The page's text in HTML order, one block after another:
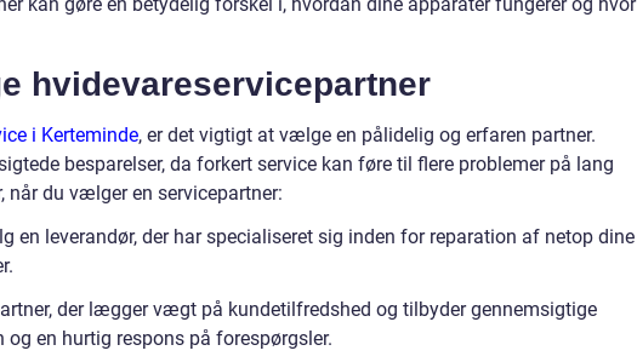
hvidevareservicepartner
i Kerteminde, er det vigtigt at vælge en pålidelig og erfaren partner.
besparelser, da forkert service kan føre til flere problemer på lang
når du vælger en servicepartner:
en leverandør, der har specialiseret sig inden for reparation af netop dine
der lægger vægt på kundetilfredshed og tilbyder gennemsigtige
en hurtig respons på forespørgsler.